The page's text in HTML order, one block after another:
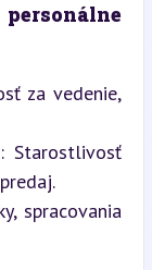
za vedenie,
: Starostlivosť
spracovania